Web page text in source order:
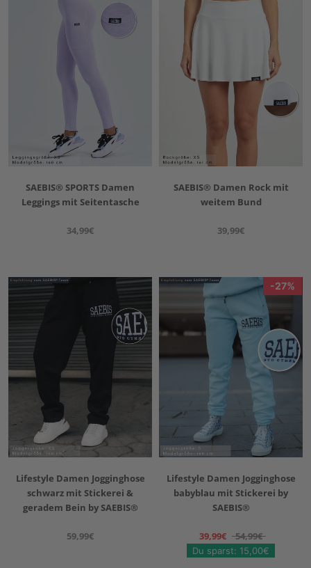
SAEBIS® SPORTS Damen
Leggings mit Seitentasche
34,99€
SAEBIS® Damen Rock mit
weitem Bund
39,99€
Lifestyle Damen Jogginghose
schwarz mit Stickerei &
geradem Bein by SAEBIS®
59,99€
27%
Lifestyle Damen Jogginghose
babyblau mit Stickerei by
SAEBIS®
39,99€ 54,99€
Du sparst: 15,00€